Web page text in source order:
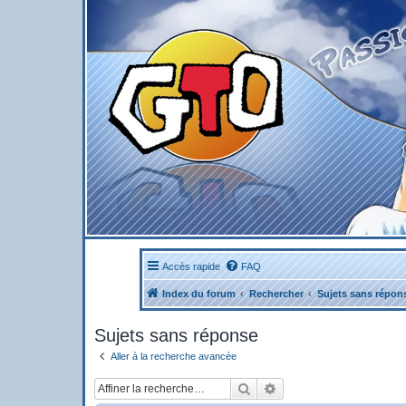
Accès rapide FAQ
Index du forum Rechercher Sujets sans
Sujets sans réponse
Aller à la recherche avancée
Rechercher